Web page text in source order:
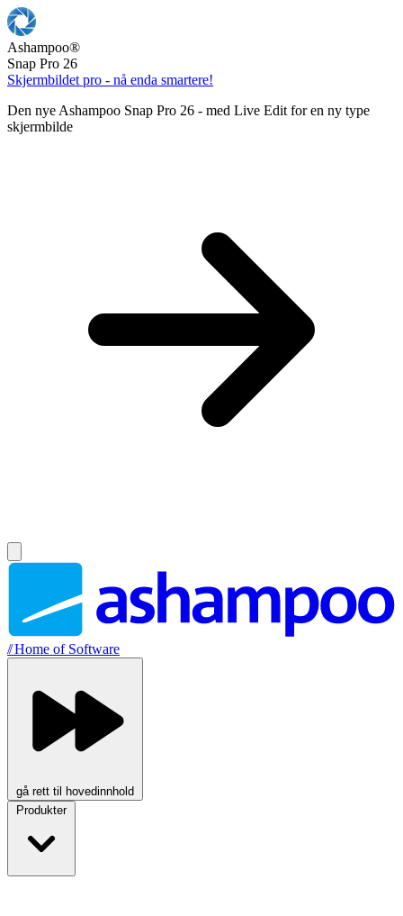
Ashampoo®
Snap Pro 26
Skjermbildet pro - nå enda smartere!
Den nye Ashampoo Snap Pro 26 - med Live Edit for en ny type
skjermbilde
//Home of Software
gå rett til hovedinnhold
Produkter